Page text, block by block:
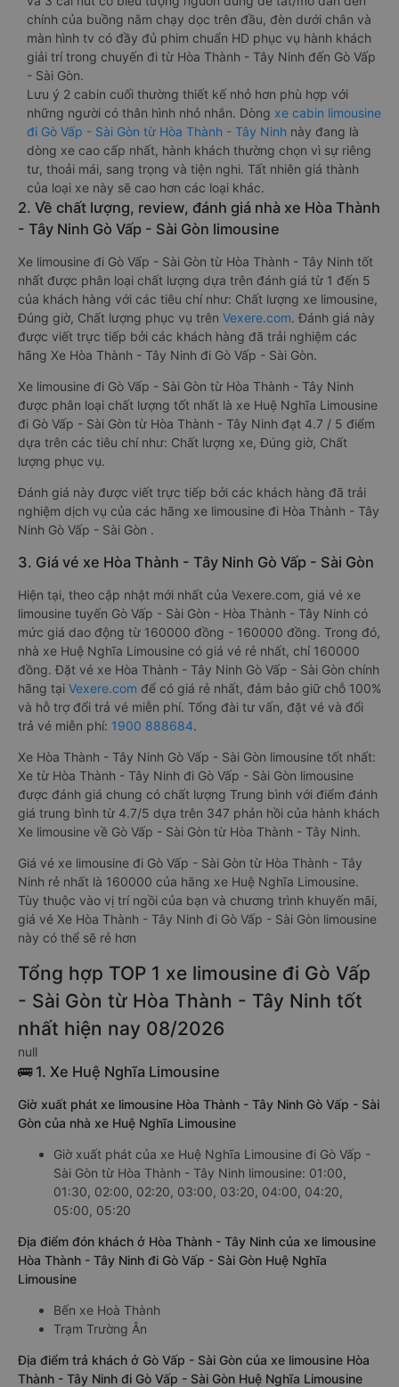
chính của buồng nằm chạy dọc trên đầu, đèn dưới chân và
màn hình tv có đầy đủ phim chuẩn HD phục vụ hành khách
giải trí trong chuyến đi từ Hòa Thành - Tây Ninh đến Gò Vấp
- Sài Gòn.
Lưu ý 2 cabin cuối thường thiết kế nhỏ hơn phù hợp với
những người có thân hình nhỏ nhắn. Dòng xe cabin limousine
đi Gò Vấp - Sài Gòn từ Hòa Thành - Tây Ninh này đang là
dòng xe cao cấp nhất, hành khách thường chọn vì sự riêng
tư, thoải mái, sang trọng và tiện nghi. Tất nhiên giá thành
của loại xe này sẽ cao hơn các loại khác.
2. Về chất lượng, review, đánh giá nhà xe Hòa Thành
- Tây Ninh Gò Vấp - Sài Gòn limousine
Xe limousine đi Gò Vấp - Sài Gòn từ Hòa Thành - Tây Ninh tốt
nhất được phân loại chất lượng dựa trên đánh giá từ 1 đến 5
của khách hàng với các tiêu chí như: Chất lượng xe limousine,
Đúng giờ, Chất lượng phục vụ trên Vexere.com. Đánh giá này
được viết trực tiếp bởi các khách hàng đã trải nghiệm các
hãng Xe Hòa Thành - Tây Ninh đi Gò Vấp - Sài Gòn.
Xe limousine đi Gò Vấp - Sài Gòn từ Hòa Thành - Tây Ninh
được phân loại chất lượng tốt nhất là xe Huệ Nghĩa Limousine
đi Gò Vấp - Sài Gòn từ Hòa Thành - Tây Ninh đạt 4.7 / 5 điểm
dựa trên các tiêu chí như: Chất lượng xe, Đúng giờ, Chất
lượng phục vụ.
Đánh giá này được viết trực tiếp bởi các khách hàng đã trải
nghiệm dịch vụ của các hãng xe limousine đi Hòa Thành - Tây
Ninh Gò Vấp - Sài Gòn .
3. Giá vé xe Hòa Thành - Tây Ninh Gò Vấp - Sài Gòn
Hiện tại, theo cập nhật mới nhất của Vexere.com, giá vé xe
limousine tuyến Gò Vấp - Sài Gòn - Hòa Thành - Tây Ninh có
mức giá dao động từ 160000 đồng - 160000 đồng. Trong đó,
nhà xe Huệ Nghĩa Limousine có giá vé rẻ nhất, chỉ 160000
đồng. Đặt vé xe Hòa Thành - Tây Ninh Gò Vấp - Sài Gòn chính
hãng tại Vexere.com để có giá rẻ nhất, đảm bảo giữ chỗ 100%
và hỗ trợ đổi trả vé miễn phí. Tổng đài tư vấn, đặt vé và đổi
trả vé miễn phí: 1900 888684.
Xe Hòa Thành - Tây Ninh Gò Vấp - Sài Gòn limousine tốt nhất:
Xe từ Hòa Thành - Tây Ninh đi Gò Vấp - Sài Gòn limousine
được đánh giá chung có chất lượng Trung bình với điểm đánh
giá trung bình từ 4.7/5 dựa trên 347 phản hồi của hành khách
Xe limousine về Gò Vấp - Sài Gòn từ Hòa Thành - Tây Ninh.
Giá vé xe limousine đi Gò Vấp - Sài Gòn từ Hòa Thành - Tây
Ninh rẻ nhất là 160000 của hãng xe Huệ Nghĩa Limousine.
Tùy thuộc vào vị trí ngồi của bạn và chương trình khuyến mãi,
giá vé Xe Hòa Thành - Tây Ninh đi Gò Vấp - Sài Gòn limousine
này có thể sẽ rẻ hơn
Tổng hợp TOP 1 xe limousine đi Gò Vấp
- Sài Gòn từ Hòa Thành - Tây Ninh tốt
nhất hiện nay 08/2026
null
🚌 1. Xe Huệ Nghĩa Limousine
Giờ xuất phát xe limousine Hòa Thành - Tây Ninh Gò Vấp - Sài
Gòn của nhà xe Huệ Nghĩa Limousine
Giờ xuất phát của xe Huệ Nghĩa Limousine đi Gò Vấp -
Sài Gòn từ Hòa Thành - Tây Ninh limousine: 01:00,
01:30, 02:00, 02:20, 03:00, 03:20, 04:00, 04:20,
05:00, 05:20
Địa điểm đón khách ở Hòa Thành - Tây Ninh của xe limousine
Hòa Thành - Tây Ninh đi Gò Vấp - Sài Gòn Huệ Nghĩa
Limousine
Bến xe Hoà Thành
Trạm Trường Ân
Địa điểm trả khách ở Gò Vấp - Sài Gòn của xe limousine Hòa
Thành - Tây Ninh đi Gò Vấp - Sài Gòn Huệ Nghĩa Limousine